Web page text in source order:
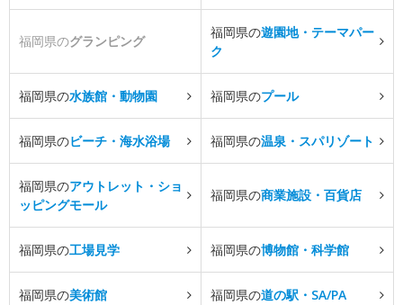
福岡県のグランピング
福岡県の遊園地・テーマパー
ク
福岡県の水族館・動物園 福岡県のプール
福岡県のビーチ・海水浴場 福岡県の温泉・スパリゾート
福岡県のアウトレット・ショ
ッピングモール
福岡県の商業施設・百貨店
福岡県の工場見学 福岡県の博物館・科学館
福岡県の美術館 福岡県の道の駅・SA/PA